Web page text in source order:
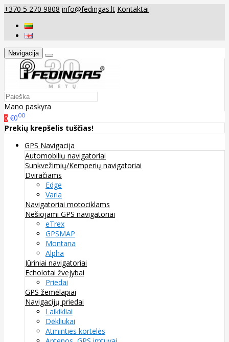
+370 5 270 9808 info@fedingas.lt Kontaktai
Navigacija
Mano paskyra
0 €000
Prekių krepšelis tuščias!
GPS Navigacija
Automobilių navigatoriai
Sunkvežimių/Kemperių navigatoriai
Dviračiams
Edge
Varia
Navigatoriai motociklams
Nešiojami GPS navigatoriai
eTrex
GPSMAP
Montana
Alpha
Jūriniai navigatoriai
Echolotai žvejybai
Priedai
GPS žemėlapiai
Navigacijų priedai
Laikikliai
Dėkliukai
Atminties kortelės